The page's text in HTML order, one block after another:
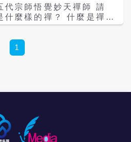
、實修實證「戒、定、
也就是佛陀所說的「正法
迦葉尊者破顏微笑，明瞭
把佛的智慧、佛的清淨、
麗花朵。這朵聖潔的蓮
入世為人，在這個充滿污
謂污染，就是三毒二邪
間、一點金錢來禪修，
」的差別就在這裡。 一
道要修行、要成佛；但也
拚命賺錢，也許錢還沒賺
多人和我們一樣，過著安
時，要有智慧，不要造惡
宗師悟覺妙天禪師 請
的禪？ 什麼是禪？
個圓，代表禪；什麼意思
認為它代表生生不息的
地萬事萬物永遠生生不息
一」。 然而，眾生
就是佛，何必還要修行
自性之光，被生生世世輪
1